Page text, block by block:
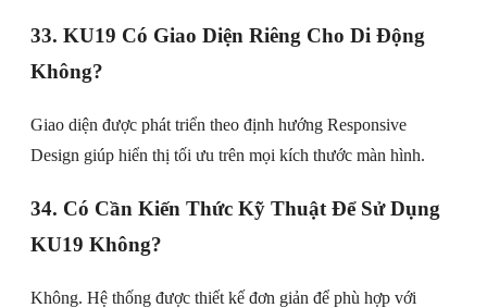
33. KU19 Có Giao Diện Riêng Cho Di Động
Không?
Giao diện được phát triển theo định hướng Responsive
Design giúp hiển thị tối ưu trên mọi kích thước màn hình.
34. Có Cần Kiến Thức Kỹ Thuật Để Sử Dụng
KU19 Không?
Không. Hệ thống được thiết kế đơn giản để phù hợp với